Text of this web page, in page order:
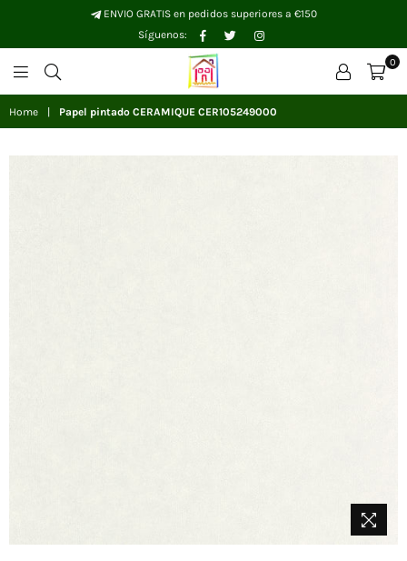
ENVIO GRATIS en pedidos superiores a €150
Síguenos:
FacebookTwitterInstagram
Papelhogar
0
Home Papel pintado CERAMIQUE CER105249000